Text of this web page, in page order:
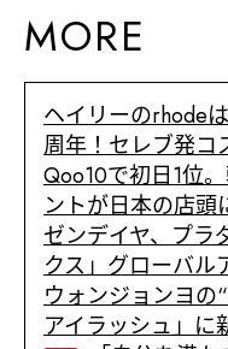
MORE
ヘイリーのrhode
周年！セレブ発コ
Qoo10で初日1位
ントが日本の店頭
ゼンデイヤ、プラ
クス」グローバル
ウォンジョンヨの
アイラッシュ」に